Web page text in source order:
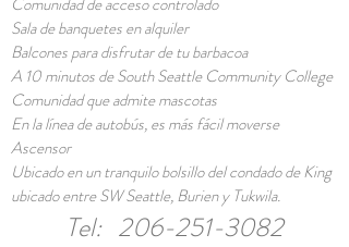
Sala de banquetes en alquiler
Balcones para disfrutar de tu barbacoa
A 10 minutos de South Seattle Community College
Comunidad que admite mascotas
En la línea de autobús, es más fácil moverse
Ascensor
Ubicado en un tranquilo bolsillo del condado de King
ubicado entre SW Seattle, Burien y Tukwila.
Tel: 206-251-3082